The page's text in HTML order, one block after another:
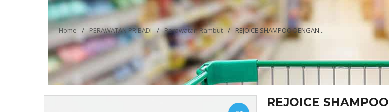
Home / PERAWATAN PRIBADI / Perawatan Rambut / REJOICE SHAMPOO DENGAN...
REJOICE SHAMPOO